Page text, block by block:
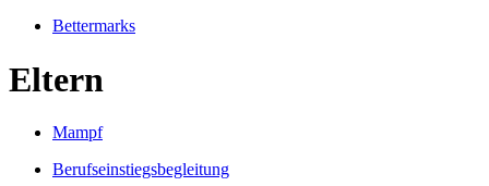
Bettermarks
Eltern
Mampf
Berufseinstiegsbegleitung